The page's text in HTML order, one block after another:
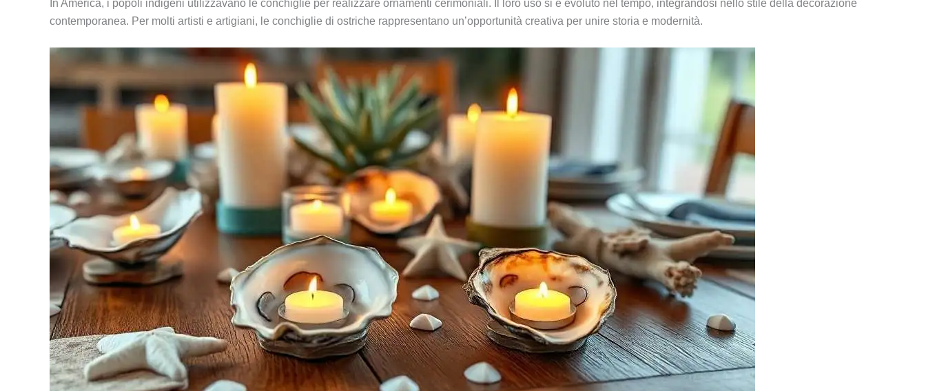
In America, i popoli indigeni utilizzavano le conchiglie per realizzare ornamenti cerimoniali. Il loro uso si è evoluto nel tempo, integrandosi nello stile della decorazione
contemporanea. Per molti artisti e artigiani, le conchiglie di ostriche rappresentano un’opportunità creativa per unire storia e modernità.